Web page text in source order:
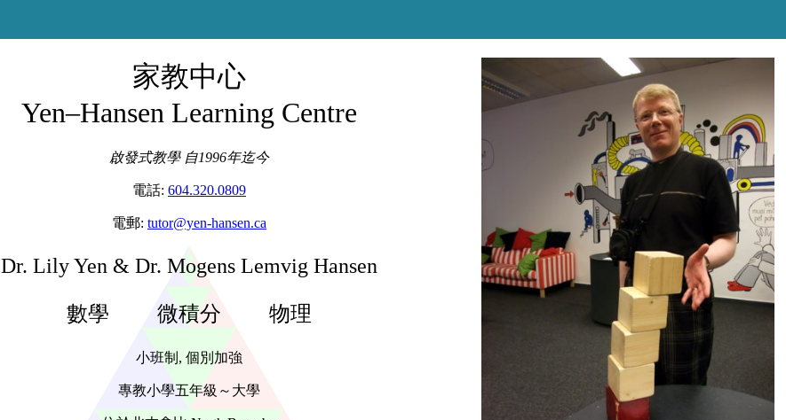
家教中心
Yen–Hansen Learning Centre
電話: 604.320.0809
電郵: tutor@yen-hansen.ca
Dr. Lily Yen & Dr. Mogens Lemvig Hansen
數學 微積分 物理
小班制, 個別加強
專教小學五年級～大學